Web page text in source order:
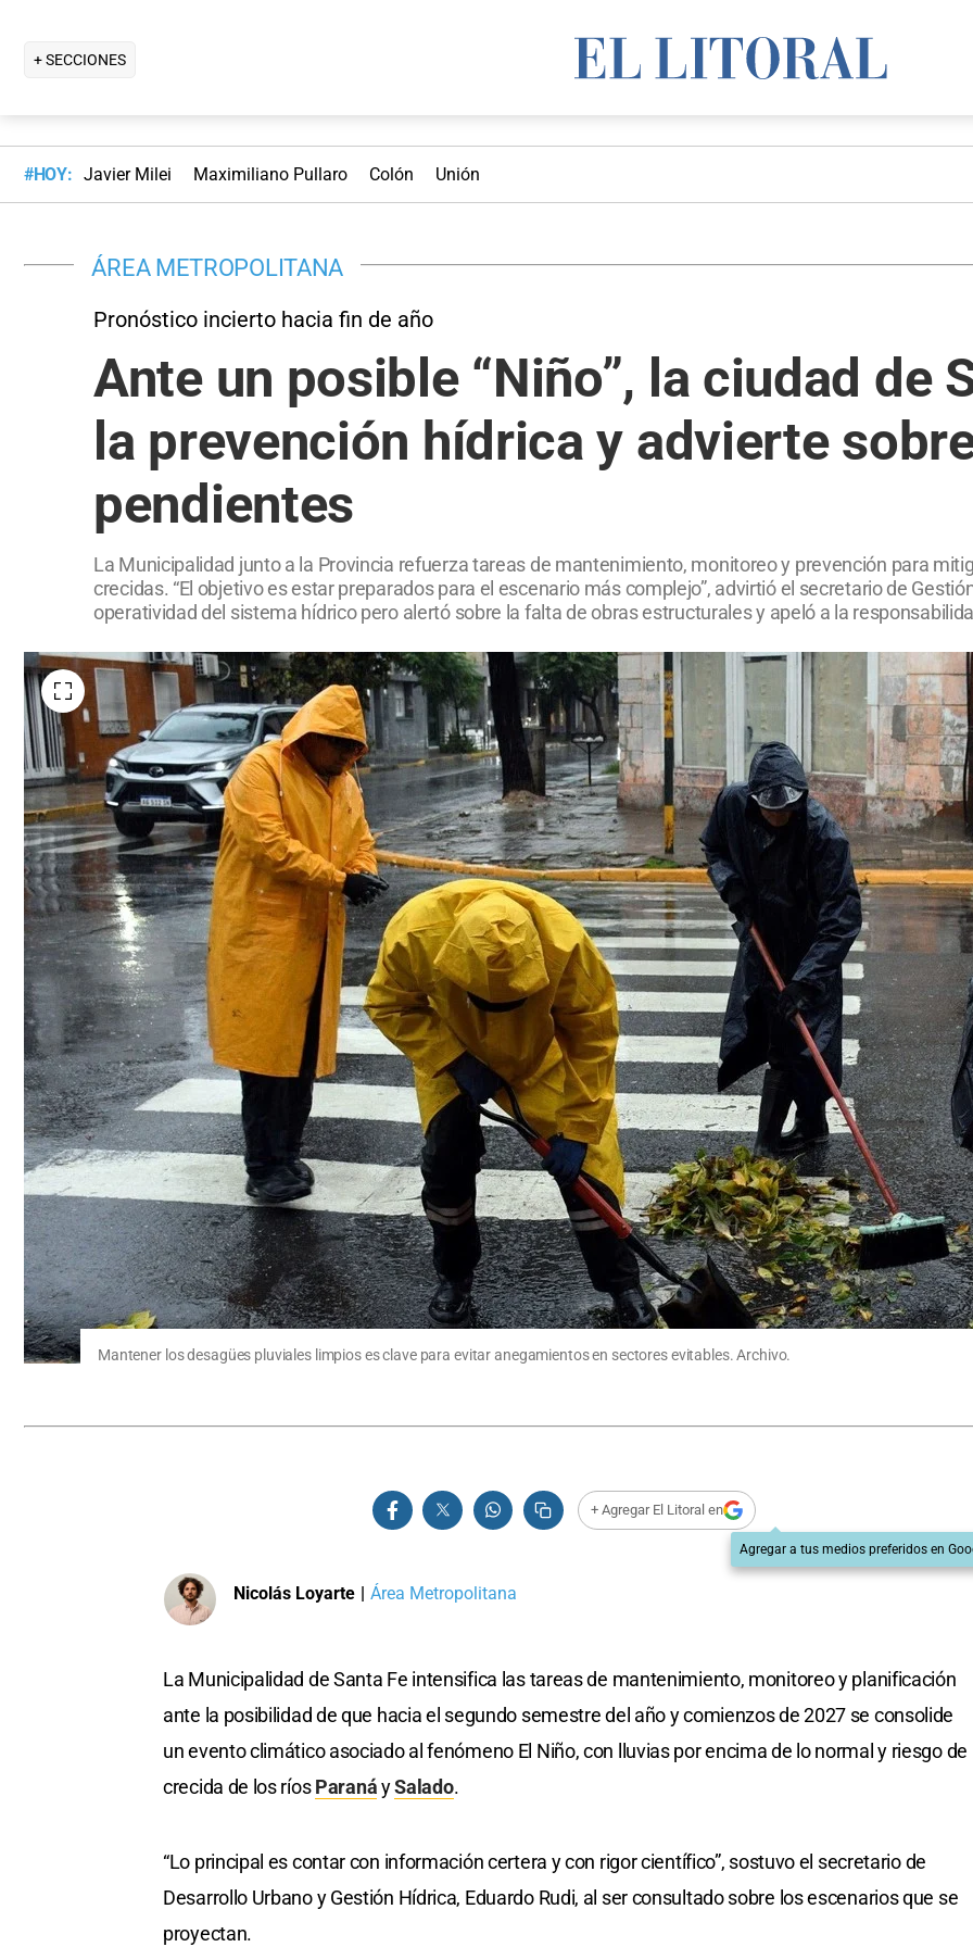
+ SECCIONES
#HOY: Javier Milei Maximiliano Pullaro Colón Unión
ÁREA METROPOLITANA
Pronóstico incierto hacia fin de año
Ante un posible “Niño”, la ciudad de
la prevención hídrica y advierte
pendientes
La Municipalidad junto a la Provincia refuerza tareas de mantenimiento, monitoreo y prevención para
crecidas. “El objetivo es estar preparados para el escenario más complejo”, advirtió el secretario de
operatividad del sistema hídrico pero alertó sobre la falta de obras estructurales y apeló a la
Mantener los desagües pluviales limpios es clave para evitar anegamientos en sectores evitables. Archivo.
+ Agregar El Litoral en
Agregar a tus medios preferidos en
Nicolás Loyarte | Área Metropolitana
La Municipalidad de Santa Fe intensifica las tareas de mantenimiento, monitoreo y planificación
ante la posibilidad de que hacia el segundo semestre del año y comienzos de 2027 se consolide
un evento climático asociado al fenómeno El Niño, con lluvias por encima de lo normal y riesgo de
crecida de los ríosParanáySalado.
“Lo principal es contar con información certera y con rigor científico”, sostuvo el secretario de
Desarrollo Urbano y Gestión Hídrica, Eduardo Rudi, al ser consultado sobre los escenarios que se
proyectan.